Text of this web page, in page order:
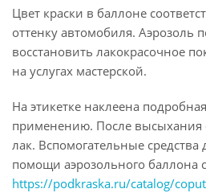
Цвет краски в баллоне
оттенку автомобиля. Аэрозоль
восстановить лакокрасочное
на услугах мастерской.
На этикетке наклеена
применению. После высыхания
лак. Вспомогательные средства
помощи аэрозольного баллона
https://podkraska.ru/catalog/